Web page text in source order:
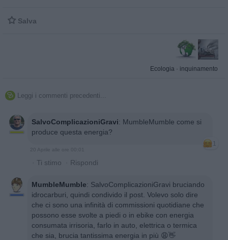
 Salva
Ecologia · inquinamento
 Leggi i commenti precedenti...
SalvoComplicazioniGravi: MumbleMumble come si
produce questa energia?
1
20 Aprile alle ore 00:01
· Ti stimo · Rispondi
MumbleMumble: SalvoComplicazioniGravi bruciando
idrocarburi, quindi condivido il post. Volevo solo dire
che ci sono una infinità di commissioni quotidiane che
possono esse svolte a piedi o in ebike con energia
consumata irrisoria, farlo in auto, elettrica o termica
che sia, brucia tantissima energia in più 😩👋